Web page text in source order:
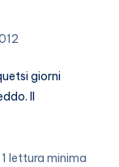
giorni
Il
1 lettura minima